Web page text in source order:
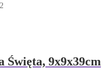
Święta, 9x9x39cm